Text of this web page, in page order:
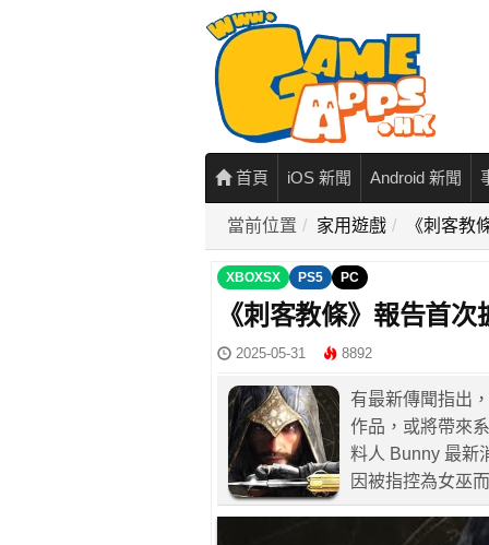
首頁 iOS 新聞 Android 新聞
當前位置 家用遊戲 《刺客教
XBOXSX PS5 PC
《刺客教條》報告首
2025-05-31 8892
有最新傳聞指出
作品，或將帶來
料人 Bunny 最新
因被指控為女巫